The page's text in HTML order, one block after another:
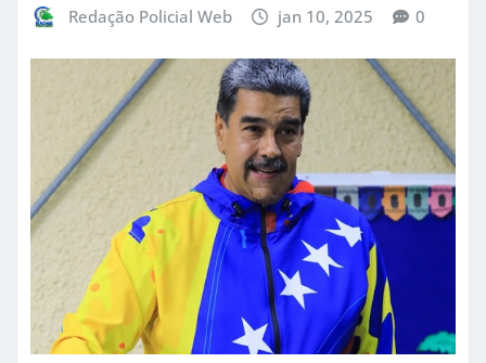
Redação Policial Web jan 10, 2025 0